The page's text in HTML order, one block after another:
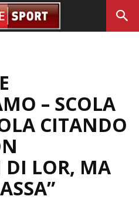
– SCOLA
CITANDO
LOR, MA